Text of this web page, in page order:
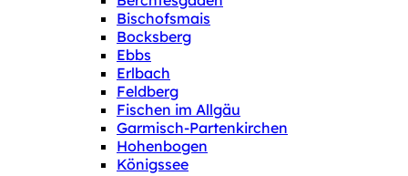
Bischofsmais
Bocksberg
Ebbs
Erlbach
Feldberg
Fischen im Allgäu
Garmisch-Partenkirchen
Hohenbogen
Königssee